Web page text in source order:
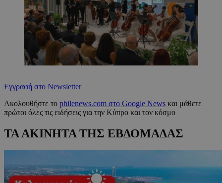
Εγγραφή στο Newsletter
Ακολουθήστε το philenews.com στο Google News και μάθετε
πρώτοι όλες τις ειδήσεις για την Κύπρο και τον κόσμο
ΤΑ ΑΚΙΝΗΤΑ ΤΗΣ ΕΒΔΟΜΑΔΑΣ